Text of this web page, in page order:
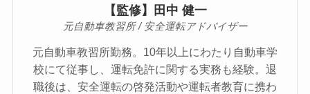
【監修】田中 健一
元自動車教習所 / 安全運転アドバイザー
元自動車教習所勤務。10年以上にわたり自動車学
校にて従事し、運転免許に関する実務も経験。退
職後は、安全運転の啓発活動や運転者教育に携わ